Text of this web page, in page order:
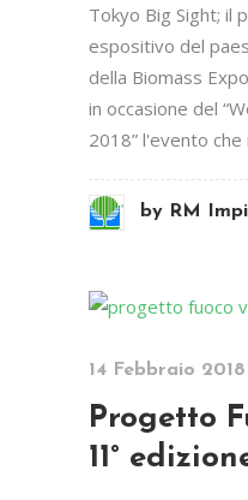
Tokyo Big Sight; il
espositivo del
della Biomass
in occasione del
2018” l'evento che
by RM
14 Febbraio 2018
Progetto
11°